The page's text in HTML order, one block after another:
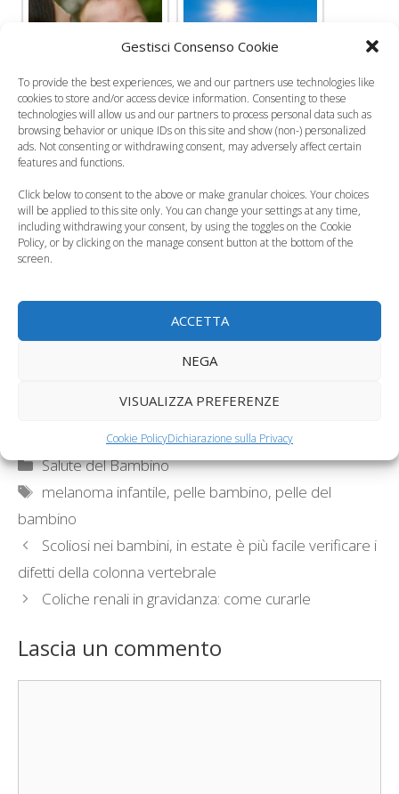
Gestisci Consenso Cookie
To provide the best experiences, we and our partners use technologies like
cookies to store and/or access device information. Consenting to these
technologies will allow us and our partners to process personal data such as
browsing behavior or unique IDs on this site and show (non-) personalized
ads. Not consenting or withdrawing consent, may adversely affect certain
features and functions.
Click below to consent to the above or make granular choices. Your choices
will be applied to this site only. You can change your settings at any time,
including withdrawing your consent, by using the toggles on the Cookie
Policy, or by clicking on the manage consent button at the bottom of the
screen.
ACCETTA
NEGA
VISUALIZZA PREFERENZE
Cookie PolicyDichiarazione sulla Privacy
e piedi non rischiosi
per il melanoma
bambini al sole, quali
sono i rischi?
Come proteggere la
pelle dei bambini dal
Esposizione dei
bambini al sole, ecco
regole per esporli
Melanoma infantile,
dermatologi c'è
Categorie
Salute del Bambino
Tag
melanoma infantile, pelle bambino, pelle del
bambino
Scoliosi nei bambini, in estate è più facile verificare i
difetti della colonna vertebrale
Coliche renali in gravidanza: come curarle
Lascia un commento